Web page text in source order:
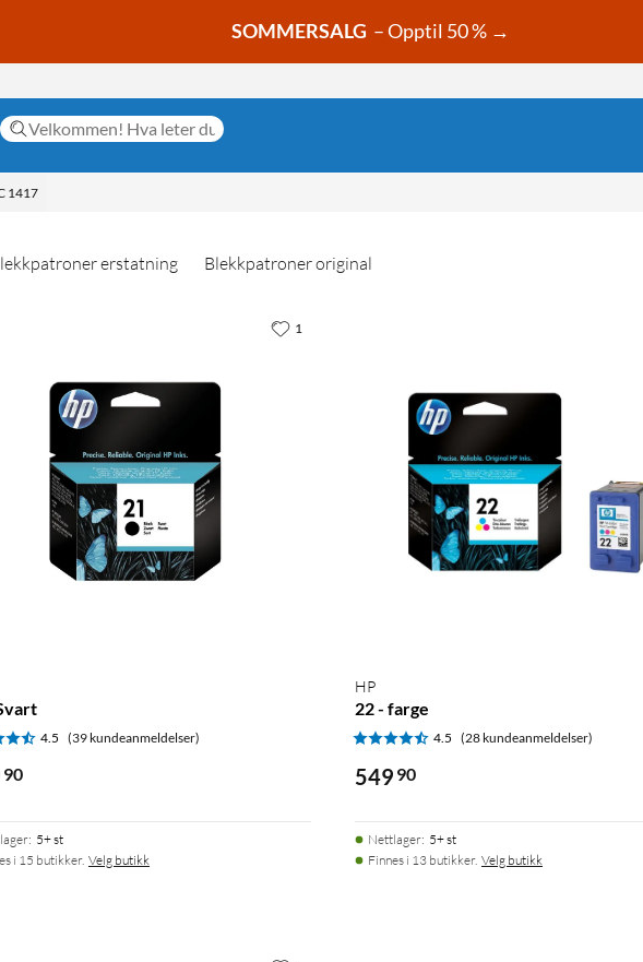
SOMMERSALG – Opptil 50 % →
1417
erstatning Blekkpatroner original
4.5 (39 kundeanmeldelser)
90
: 5+ st
i 15 butikker. Velg butikk
1
HP
22 - farge
4.5 (28 kundeanmeldelser)
549 90
Nettlager: 5+ st
Finnes i 13 butikker. Velg butikk